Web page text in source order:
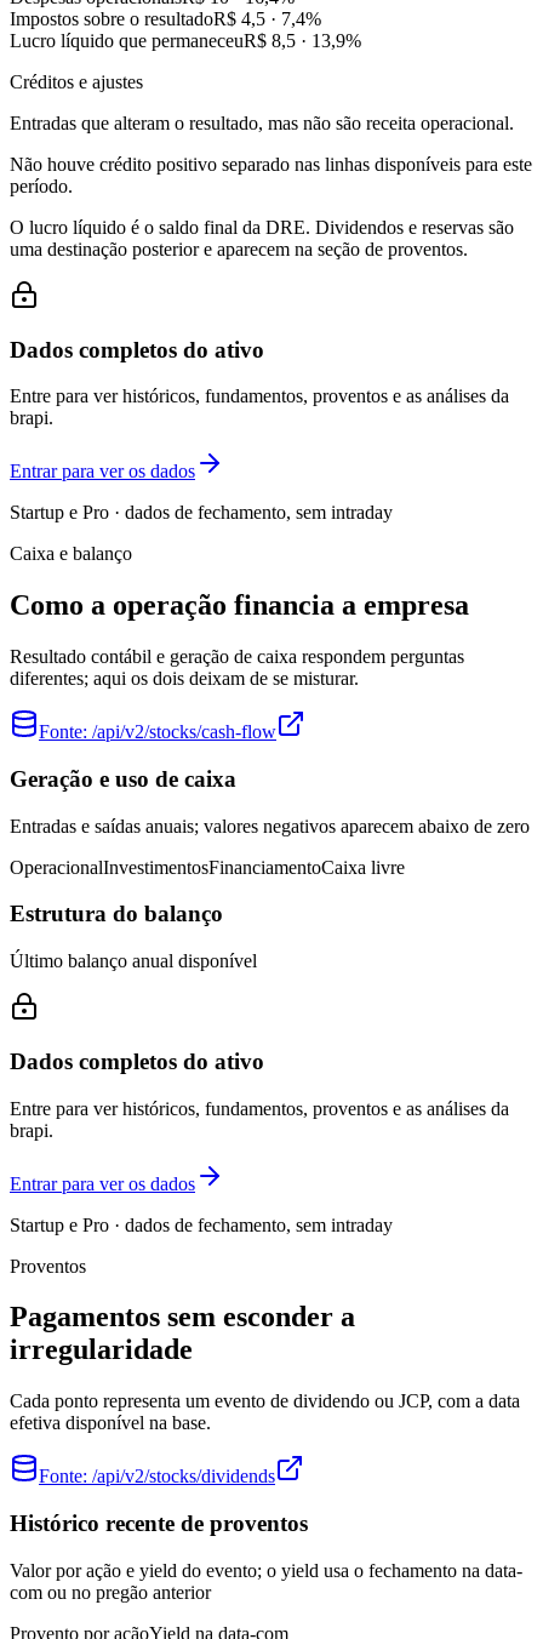
Impostos sobre o resultadoR$ 4,5 · 7,4%
Lucro líquido que permaneceuR$ 8,5 · 13,9%
Créditos e ajustes
Entradas que alteram o resultado, mas não são receita operacional.
Não houve crédito positivo separado nas linhas disponíveis para este
período.
O lucro líquido é o saldo final da DRE. Dividendos e reservas são
uma destinação posterior e aparecem na seção de proventos.
Dados completos do ativo
Entre para ver históricos, fundamentos, proventos e as análises da
brapi.
Entrar para ver os dados
Startup e Pro · dados de fechamento, sem intraday
Caixa e balanço
Como a operação financia a empresa
Resultado contábil e geração de caixa respondem perguntas
diferentes; aqui os dois deixam de se misturar.
Fonte: /api/v2/stocks/cash-flow
Geração e uso de caixa
Entradas e saídas anuais; valores negativos aparecem abaixo de zero
OperacionalInvestimentosFinanciamentoCaixa livre
Estrutura do balanço
Último balanço anual disponível
Dados completos do ativo
Entre para ver históricos, fundamentos, proventos e as análises da
brapi.
Entrar para ver os dados
Startup e Pro · dados de fechamento, sem intraday
Proventos
Pagamentos sem esconder a
irregularidade
Cada ponto representa um evento de dividendo ou JCP, com a data
efetiva disponível na base.
Fonte: /api/v2/stocks/dividends
Histórico recente de proventos
Valor por ação e yield do evento; o yield usa o fechamento na data-
com ou no pregão anterior
Provento por açãoYield na data-com